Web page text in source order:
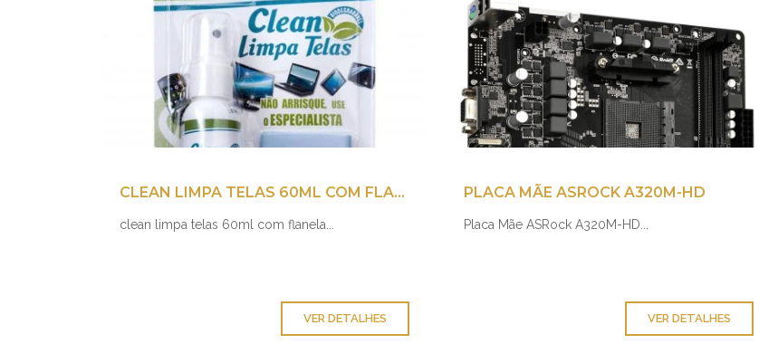
CLEAN LIMPA TELAS 60ML COM FLANELA
clean limpa telas 60ml com flanela...
VER DETALHES
PLACA MÃE ASROCK A320M-HD
Placa Mãe ASRock A320M-HD...
VER DETALHES